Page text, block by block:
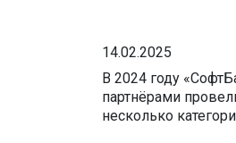
14.02.2025
В 2024 году
партнёрами
несколько